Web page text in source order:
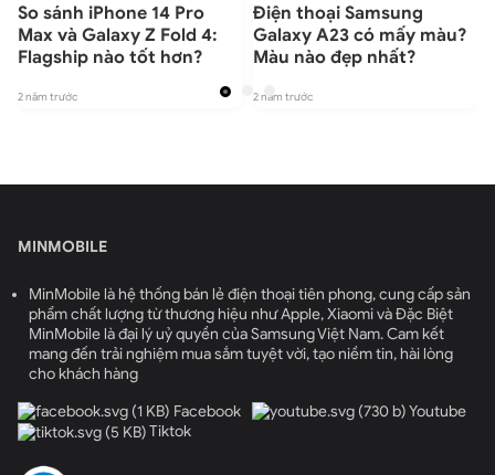
So sánh iPhone 14 Pro
Max và Galaxy Z Fold 4:
Flagship nào tốt hơn?
2 năm trước
Điện thoại Samsung
Galaxy A23 có mấy màu?
Màu nào đẹp nhất?
2 năm trước
MINMOBILE
MinMobile là hệ thống bán lẻ điện thoại tiên phong, cung cấp sản
phẩm chất lượng từ thương hiệu như Apple, Xiaomi và Đặc Biệt
MinMobile là đại lý uỷ quyền của Samsung Việt Nam. Cam kết
mang đến trải nghiệm mua sắm tuyệt vời, tạo niềm tin, hài lòng
cho khách hàng
Facebook
Youtube
Tiktok